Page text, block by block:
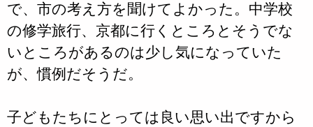
で、市の考え方を聞けてよかった。中学校
の修学旅行、京都に行くところとそうでな
いところがあるのは少し気になっていた
が、慣例だそうだ。
子どもたちにとっては良い思い出ですから